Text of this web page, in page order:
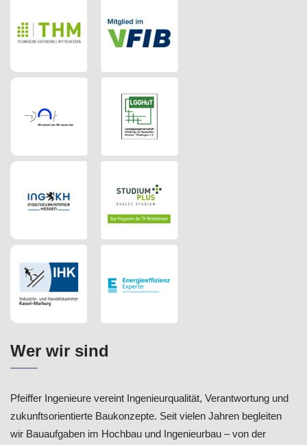
Wer wir sind
Pfeiffer Ingenieure vereint Ingenieurqualität, Verantwortung und
zukunftsorientierte Baukonzepte. Seit vielen Jahren begleiten
wir Bauaufgaben im Hochbau und Ingenieurbau – von der